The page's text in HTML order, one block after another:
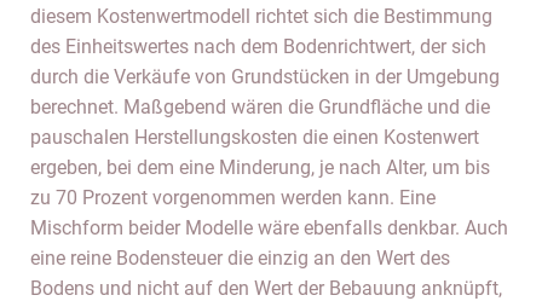
diesem Kostenwertmodell richtet sich die Bestimmung
des Einheitswertes nach dem Bodenrichtwert, der sich
durch die Verkäufe von Grundstücken in der Umgebung
berechnet. Maßgebend wären die Grundfläche und die
pauschalen Herstellungskosten die einen Kostenwert
ergeben, bei dem eine Minderung, je nach Alter, um bis
zu 70 Prozent vorgenommen werden kann. Eine
Mischform beider Modelle wäre ebenfalls denkbar. Auch
eine reine Bodensteuer die einzig an den Wert des
Bodens und nicht auf den Wert der Bebauung anknüpft,